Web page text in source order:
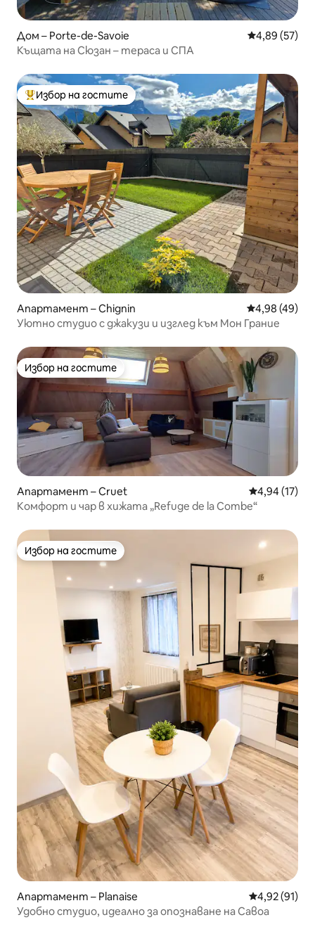
Дом – Porte-de-Savoie Средна
4,89 (57)
Къщата на Сюзан – тераса и СПА
Най-популярен избор на гостите
Избор на гостите
Апартамент – Chignin Средна
4,98 (49)
Уютно студио с джакузи и изглед към Мон Грание
Избор на гостите
Избор на гостите
Апартамент – Cruet Средна
4,94 (17)
Комфорт и чар в хижата „Refuge de la Combe“
Избор на гостите
Избор на гостите
Апартамент – Planaise Средна
4,92 (91)
Удобно студио, идеално за опознаване на Савоа